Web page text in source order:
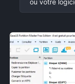
ou votre